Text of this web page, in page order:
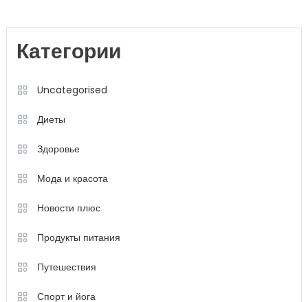
Категории
Uncategorised
Диеты
Здоровье
Мода и красота
Новости плюс
Продукты питания
Путешествия
Спорт и йога